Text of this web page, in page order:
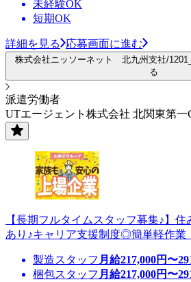
未経験OK
短期OK
詳細を見る 応募画面に進む
株式会社ニッソーネット 北九州支社/
る
派遣労働者
UTエージェント株式会社 北関東第一
【長期フルタイムスタッフ募集♪】
あり♪キャリア支援制度◎簡単軽作業
製造スタッフ 月給217,000円〜
梱包スタッフ 月給217,000円〜